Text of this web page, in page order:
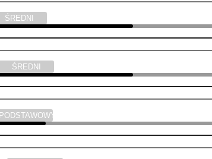
ŚREDNI
ŚREDNI
PODSTAWOWY